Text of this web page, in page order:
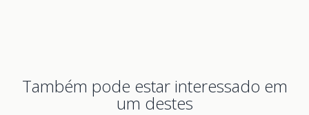
Também pode estar interessado em
um destes